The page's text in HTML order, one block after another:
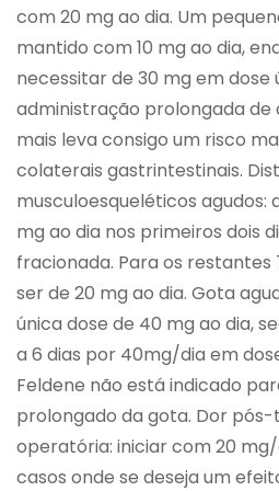
com 20 mg ao dia. Um
mantido com 10 mg ao dia,
necessitar de 30 mg em dose
administração prolongada de
mais leva consigo um risco
colaterais gastrintestinais.
musculoesqueléticos agudos:
mg ao dia nos primeiros dois
fracionada. Para os restantes
ser de 20 mg ao dia. Gota
única dose de 40 mg ao dia,
a 6 dias por 40mg/dia em
Feldene não está indicado
prolongado da gota. Dor
operatória: iniciar com 20 mg/
casos onde se deseja um